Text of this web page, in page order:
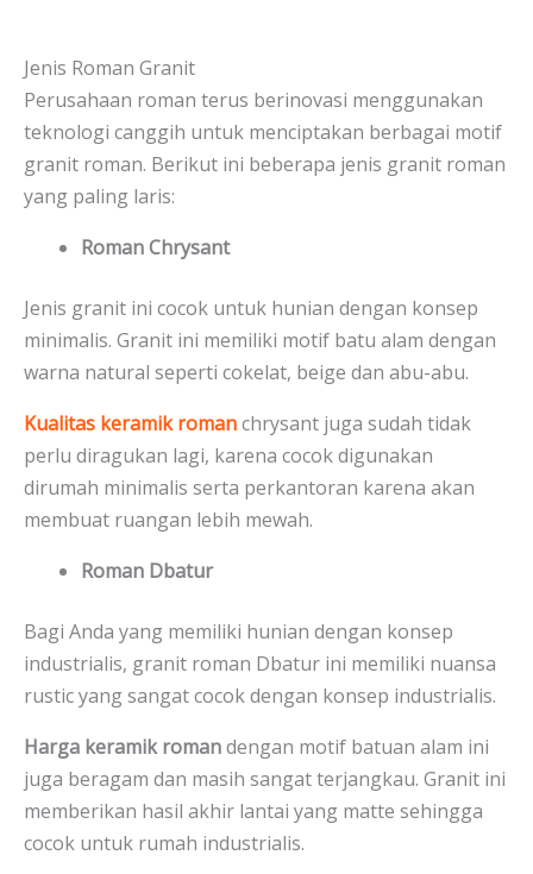
Jenis Roman Granit
Perusahaan roman terus berinovasi menggunakan
teknologi canggih untuk menciptakan berbagai motif
granit roman. Berikut ini beberapa jenis granit roman
yang paling laris:
Roman Chrysant
Jenis granit ini cocok untuk hunian dengan konsep
minimalis. Granit ini memiliki motif batu alam dengan
warna natural seperti cokelat, beige dan abu-abu.
Kualitas keramik romanchrysant juga sudah tidak
perlu diragukan lagi, karena cocok digunakan
dirumah minimalis serta perkantoran karena akan
membuat ruangan lebih mewah.
Roman Dbatur
Bagi Anda yang memiliki hunian dengan konsep
industrialis, granit roman Dbatur ini memiliki nuansa
rustic yang sangat cocok dengan konsep industrialis.
Harga keramik romandengan motif batuan alam ini
juga beragam dan masih sangat terjangkau. Granit ini
memberikan hasil akhir lantai yang matte sehingga
cocok untuk rumah industrialis.